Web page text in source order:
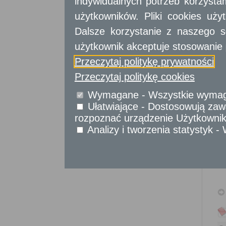
Sprawy komunikacyjne
Sprawy obywatelskie
Urząd Stanu Cywilnego
dla przedsiębiorców
Usługidla instytucji,
użytkowników. Pliki cookies
Dalsze korzystanie z naszego
użytkownik akceptuje stosowanie
Przeczytaj politykę prywatności
Przeczytaj politykę cookies
Wymagane - Wszystkie
Ułatwiające - Dostosowują
rozpoznać urządzenie
Analizy i tworzenia statystyk -